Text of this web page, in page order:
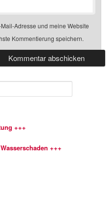
Adresse und meine Website
Kommentierung speichern.
+++
+++